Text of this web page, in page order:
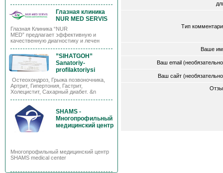
Глазная клиника
NUR MED SERVIS
Глазная Клиника “NUR
MED” предлагает эффективную и
качественную диагностику и лечен
”SIHATGOH”
Sanatoriy-
profilaktoriysi
Остеохондроз, Грыжа позвоночника,
Артрит, Гипертония, Гастрит,
Холецистит, Сахарный диабет. &n
SHAMS -
Многопрофильный
медицинский центр
Многопрофильный медицинский центр
SHAMS medical center
Тип
Ваше
Ваш email
Ваш сайт